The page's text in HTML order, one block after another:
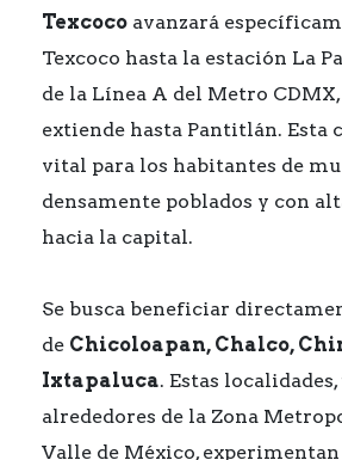
Texcoco avanzará
Texcoco hasta la estación La
de la Línea A del Metro CDMX,
extiende hasta Pantitlán. Esta
vital para los habitantes de
densamente poblados y con
hacia la capital.
Se busca beneficiar
de Chicoloapan, Chalco,
Ixtapaluca. Estas
alrededores de la Zona
Valle de México,